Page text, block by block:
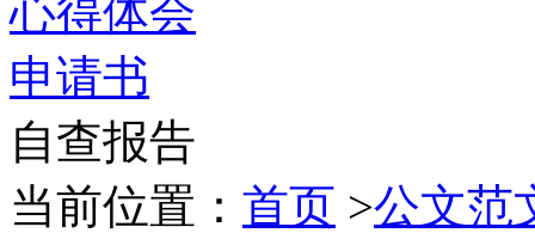
心得体会
申请书
自查报告
当前位置： 首页 >公文范